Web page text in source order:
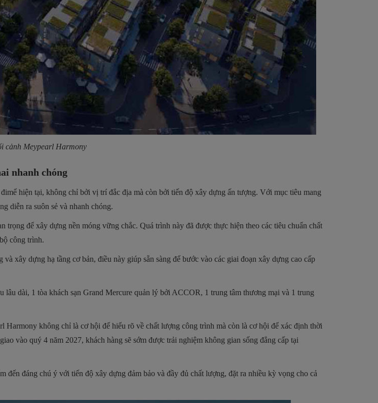
cảnh Meypearl Harmony
nhanh chóng
hiện tại, không chỉ bởi vị trí đắc địa mà còn bởi tiến độ xây dựng ấn tượng. Với mục tiêu mang
diễn ra suôn sẻ và nhanh chóng.
trọng để xây dựng nền móng vững chắc. Quá trình này đã được thực hiện theo các tiêu chuẩn chất
công trình.
xây dựng hạ tầng cơ bản, điều này giúp sẵn sàng để bước vào các giai đoạn xây dựng cao cấp
lâu dài, 1 tòa khách sạn Grand Mercure quản lý bởi ACCOR, 1 trung tâm thương mại và 1 trung
không chỉ là cơ hội để hiểu rõ về chất lượng công trình mà còn là cơ hội để xác định thời
vào quý 4 năm 2027, khách hàng sẽ sớm được trải nghiệm không gian sống đẳng cấp tại
đáng chú ý với tiến độ xây dựng đảm bảo và đầy đủ chất lượng, đặt ra nhiều kỳ vọng cho cả